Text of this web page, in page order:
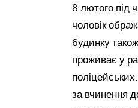
8 лютого під
чоловік
будинку
проживає у
за вчинення